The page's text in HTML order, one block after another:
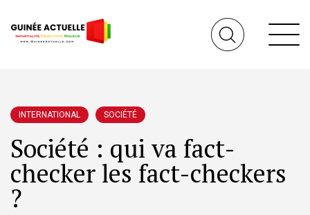
INTERNATIONAL SOCIÉTÉ
Société : qui va fact-
checker les fact-checkers
?